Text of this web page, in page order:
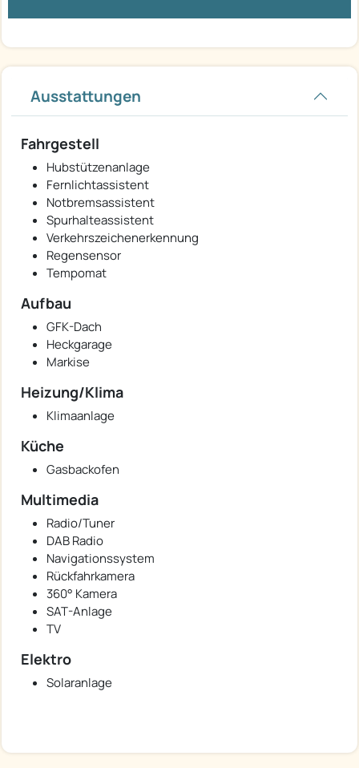
Ausstattungen
Fahrgestell
Hubstützenanlage
Fernlichtassistent
Notbremsassistent
Spurhalteassistent
Verkehrszeichenerkennung
Regensensor
Tempomat
Aufbau
GFK-Dach
Heckgarage
Markise
Heizung/Klima
Klimaanlage
Küche
Gasbackofen
Multimedia
Radio/Tuner
DAB Radio
Navigationssystem
Rückfahrkamera
360° Kamera
SAT-Anlage
TV
Elektro
Solaranlage